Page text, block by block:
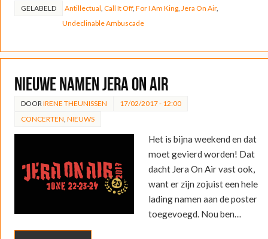
GELABELD Antillectual Call It Off, For I Am King, Jera On Air,
Undeclinable Ambuscade
Nieuwe namen Jera On Air
DOOR IRENE THEUNISSEN
17/02/2017 - 12:00
CONCERTEN NIEUWS
Het is bijna weekend en dat
moet gevierd worden! Dat
dacht Jera On Air vast ook,
want er zijn zojuist een hele
lading namen aan de poster
toegevoegd. Nou ben…